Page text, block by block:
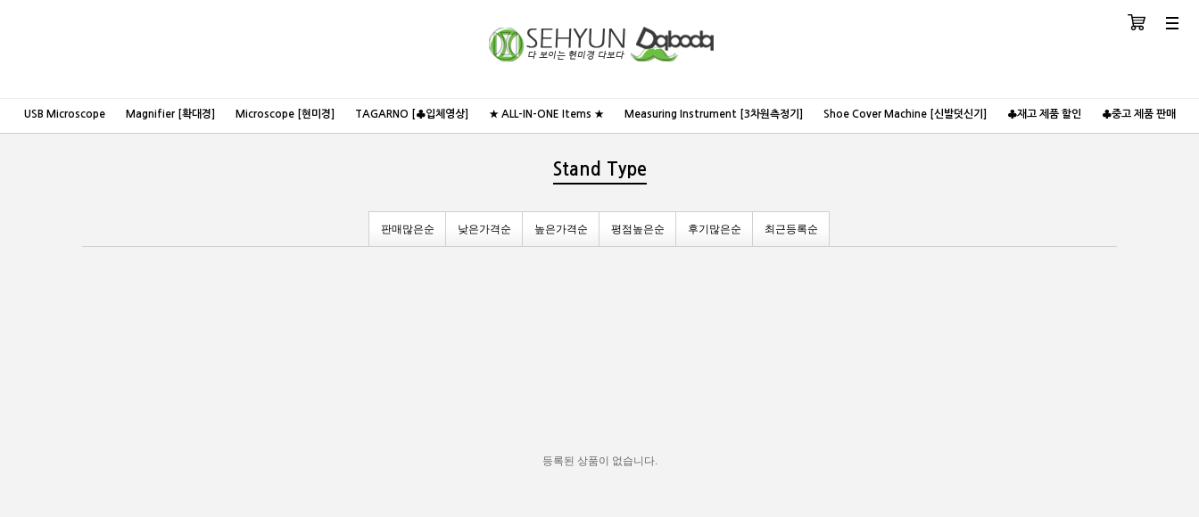
USB Microscope Magnifier [확대경] Microscope [현미경] TAGARNO [♣입체영상] ★ ALL-IN-ONE Items ★ Measuring Instrument [3차원측정기] Shoe Cover Machine [신발덧신기] ♣재고 제품 할인 ♣중고 제품 판매
분류
Stand Type
판매많은순 낮은가격순 높은가격순 평점높은순 후기많은순 최근등록순
등록된 상품이 없습니다.